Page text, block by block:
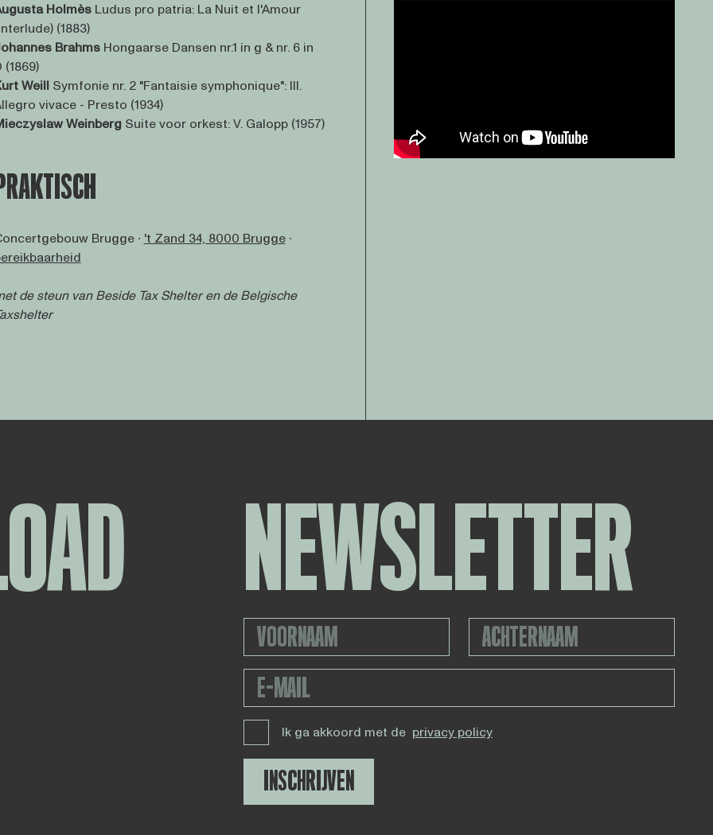
Holmès Ludus pro patria: La Nuit et l'Amour
(1883)
Brahms Hongaarse Dansen nr.1 in g & nr. 6 in
(1869)
Weill Symfonie nr. 2 "Fantaisie symphonique": III.
vivace - Presto (1934)
Weinberg Suite voor orkest: V. Galopp (1957)
PRAKTISCH
Brugge ∙ 't Zand 34, 8000 Brugge∙
de steun vanBeside Tax Shelteren de Belgische
NEWSLETTER
Ik ga akkoord met de privacy policy
INSCHRIJVEN